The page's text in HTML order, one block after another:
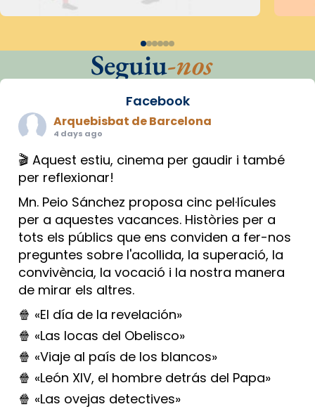
Seguiu-nos
Facebook
Arquebisbat de Barcelona
4 days ago
🎬 Aquest estiu, cinema per gaudir i també
per reflexionar!
Mn. Peio Sánchez proposa cinc pel·lícules
per a aquestes vacances. Històries per a
tots els públics que ens conviden a fer-nos
preguntes sobre l'acollida, la superació, la
convivència, la vocació i la nostra manera
de mirar els altres.
🍿 «El día de la revelación»
🍿 «Las locas del Obelisco»
🍿 «Viaje al país de los blancos»
🍿 «León XIV, el hombre detrás del Papa»
🍿 «Las ovejas detectives»